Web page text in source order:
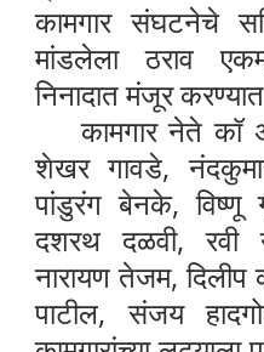
कामगार संघटनेचे
मांडलेला ठराव
निनादात मंजूर
कामगार नेते कॉ
शेखर गावडे,
पांडुरंग बेनके, विष्णू
दशरथ दळवी, रवी
नारायण तेजम,
पाटील, संजय